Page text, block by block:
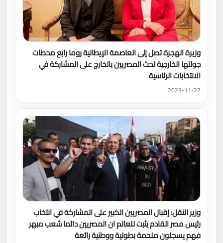
وزيرة الهجرة تصل إلى العاصمة الإيطالية روما رابع محطات
جولتها الخارجية لحث المصريين بالخارج على المشاركة في
الانتخابات الرئاسية
2023-11-27
وزير النقل: إقبال المصريين الكبير على المشاركة في انتخاب
رئيس مصر القادم يثبت للعالم ان المصريين دائما شعب مبهر
فهم يسجلون ملحمة بطولية ووطنية رائعة